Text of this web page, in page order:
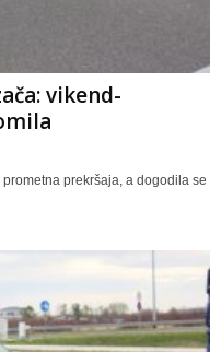
vikend-
prekršaja, a dogodila se